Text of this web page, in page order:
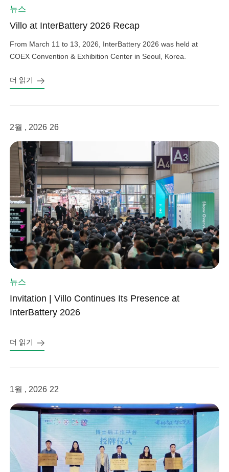
뉴스
Villo at InterBattery 2026 Recap
From March 11 to 13, 2026, InterBattery 2026 was held at
COEX Convention & Exhibition Center in Seoul, Korea.
더 읽기
2월 , 2026 26
뉴스
Invitation | Villo Continues Its Presence at
InterBattery 2026
더 읽기
1월 , 2026 22